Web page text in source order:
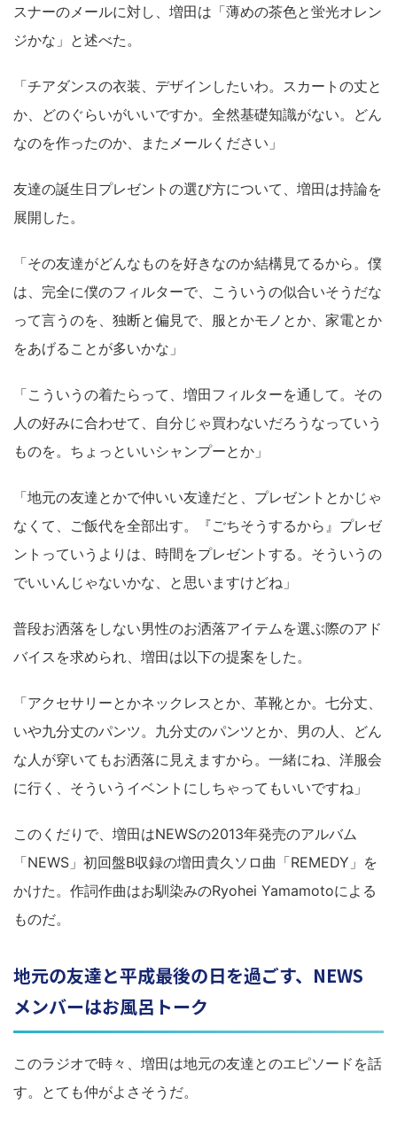
スナーのメールに対し、増田は「薄めの茶色と蛍光オレン
ジかな」と述べた。
「チアダンスの衣装、デザインしたいわ。スカートの丈と
か、どのぐらいがいいですか。全然基礎知識がない。どん
なのを作ったのか、またメールください」
友達の誕生日プレゼントの選び方について、増田は持論を
展開した。
「その友達がどんなものを好きなのか結構見てるから。僕
は、完全に僕のフィルターで、こういうの似合いそうだな
って言うのを、独断と偏見で、服とかモノとか、家電とか
をあげることが多いかな」
「こういうの着たらって、増田フィルターを通して。その
人の好みに合わせて、自分じゃ買わないだろうなっていう
ものを。ちょっといいシャンプーとか」
「地元の友達とかで仲いい友達だと、プレゼントとかじゃ
なくて、ご飯代を全部出す。『ごちそうするから』プレゼ
ントっていうよりは、時間をプレゼントする。そういうの
でいいんじゃないかな、と思いますけどね」
普段お洒落をしない男性のお洒落アイテムを選ぶ際のアド
バイスを求められ、増田は以下の提案をした。
「アクセサリーとかネックレスとか、革靴とか。七分丈、
いや九分丈のパンツ。九分丈のパンツとか、男の人、どん
な人が穿いてもお洒落に見えますから。一緒にね、洋服会
に行く、そういうイベントにしちゃってもいいですね」
このくだりで、増田はNEWSの2013年発売のアルバム
「NEWS」初回盤B収録の増田貴久ソロ曲「REMEDY」を
かけた。作詞作曲はお馴染みのRyohei Yamamotoによる
ものだ。
地元の友達と平成最後の日を過ごす、NEWS
メンバーはお風呂トーク
このラジオで時々、増田は地元の友達とのエピソードを話
す。とても仲がよさそうだ。